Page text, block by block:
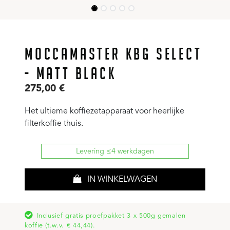
MOCCAMASTER KBG SELECT
- MATT BLACK
275,00 €
Het ultieme koffiezetapparaat voor heerlijke
filterkoffie thuis.
Levering ≤4 werkdagen
IN WINKELWAGEN
Inclusief gratis proefpakket 3 x 500g gemalen
koffie (t.w.v. € 44,44).